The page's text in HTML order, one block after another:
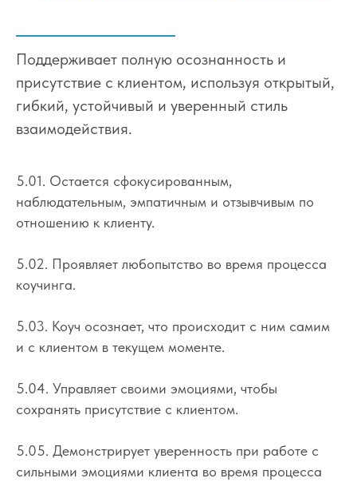
Поддерживает полную осознанность и
присутствие с клиентом, используя открытый,
гибкий, устойчивый и уверенный стиль
взаимодействия.
5.01. Остается сфокусированным,
наблюдательным, эмпатичным и отзывчивым по
отношению к клиенту.
5.02. Проявляет любопытство во время процесса
коучинга.
5.03. Коуч осознает, что происходит с ним самим
и с клиентом в текущем моменте.
5.04. Управляет своими эмоциями, чтобы
сохранять присутствие с клиентом.
5.05. Демонстрирует уверенность при работе с
сильными эмоциями клиента во время процесса